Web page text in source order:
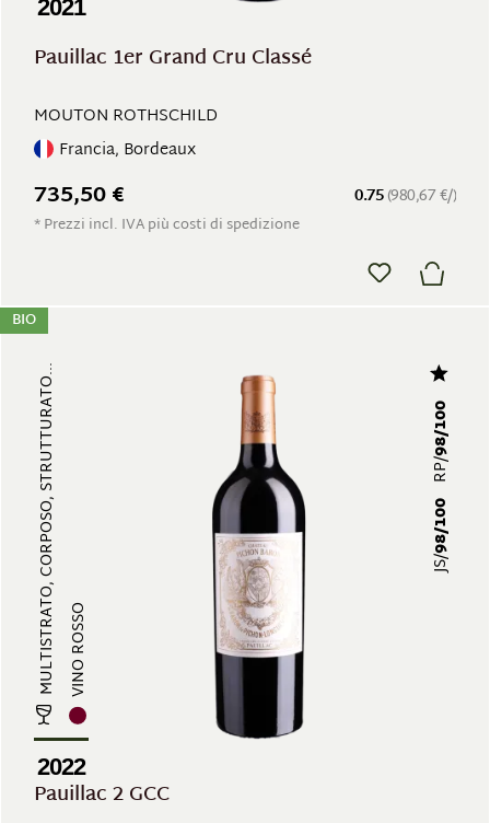
2021
Pauillac 1er Grand Cru Classé
MOUTON ROTHSCHILD
Francia, Bordeaux
0.75(980,67 €/)
735,50 €
* Prezzi incl. IVA più costi di spedizione
BIO
MULTISTRATO, CORPOSO, STRUTTURATO...VINO ROSSO
2022
JS/
98/100
RP/
98/100
Pauillac 2 GCC